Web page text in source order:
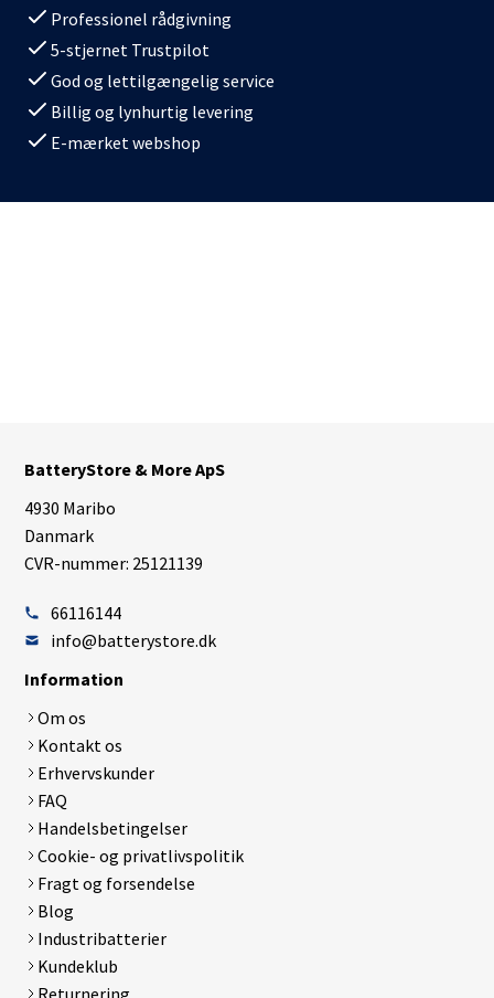
Professionel rådgivning
5-stjernet Trustpilot
God og lettilgængelig service
Billig og lynhurtig levering
E-mærket webshop
BatteryStore & More ApS
4930 Maribo
Danmark
CVR-nummer: 25121139
66116144
info@batterystore.dk
Information
Om os
Kontakt os
Erhvervskunder
FAQ
Handelsbetingelser
Cookie- og privatlivspolitik
Fragt og forsendelse
Blog
Industribatterier
Kundeklub
Returnering